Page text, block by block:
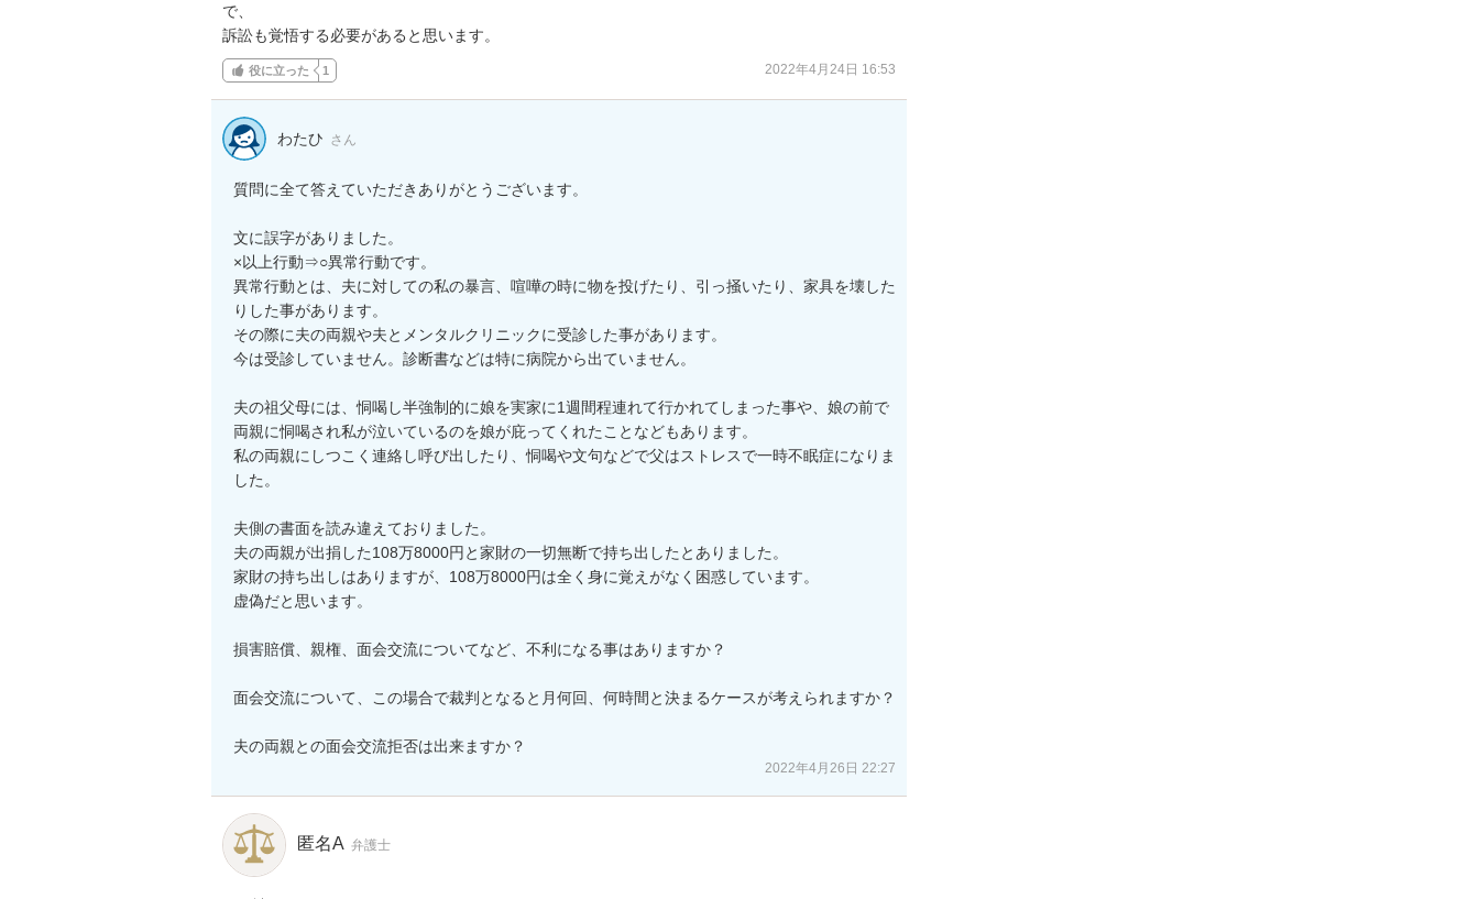
で、
訴訟も覚悟する必要があると思います。
役に立った 1 2022年4月24日 16:53
わたひ さん
質問に全て答えていただきありがとうございます。
文に誤字がありました。
×以上行動⇒○異常行動です。
異常行動とは、夫に対しての私の暴言、喧嘩の時に物を投げたり、引っ掻いたり、家具を壊した
りした事があります。
その際に夫の両親や夫とメンタルクリニックに受診した事があります。
今は受診していません。診断書などは特に病院から出ていません。
夫の祖父母には、恫喝し半強制的に娘を実家に1週間程連れて行かれてしまった事や、娘の前で
両親に恫喝され私が泣いているのを娘が庇ってくれたことなどもあります。
私の両親にしつこく連絡し呼び出したり、恫喝や文句などで父はストレスで一時不眠症になりま
した。
夫側の書面を読み違えておりました。
夫の両親が出捐した108万8000円と家財の一切無断で持ち出したとありました。
家財の持ち出しはありますが、108万8000円は全く身に覚えがなく困惑しています。
虚偽だと思います。
損害賠償、親権、面会交流についてなど、不利になる事はありますか？
面会交流について、この場合で裁判となると月何回、何時間と決まるケースが考えられますか？
夫の両親との面会交流拒否は出来ますか？
2022年4月26日 22:27
匿名A 弁護士